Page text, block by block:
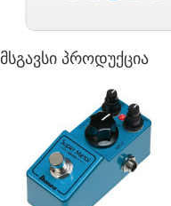
მსგავსი პროდუქცია